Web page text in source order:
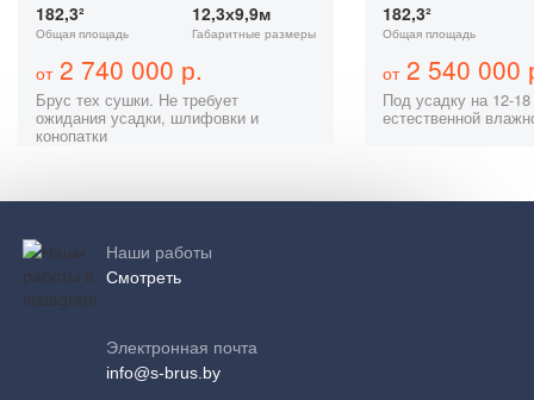
182,3²
Общая площадь
12,3х9,9м
Габаритные размеры
от2 740 000 р.
Брус тех сушки. Не требует
ожидания усадки, шлифовки и
конопатки
182,3²
Общая площадь
от2 540 000
Под усадку на 12-
естественной
Наши работы
Смотреть
Электронная почта
info@s-brus.by